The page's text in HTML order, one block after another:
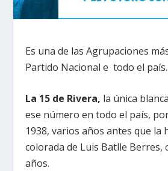
Es una de las Agrupaciones
Partido Nacional e todo el país.
La 15 de Rivera, la única
ese número en todo el país,
1938, varios años antes que la
colorada de Luis Batlle Berres,
años.